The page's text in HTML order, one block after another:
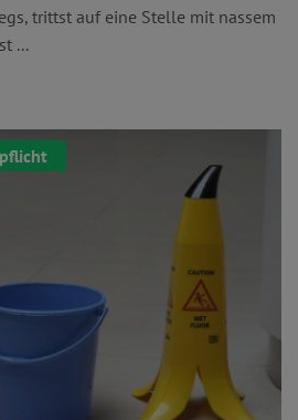
trittst auf eine Stelle mit nassem
...